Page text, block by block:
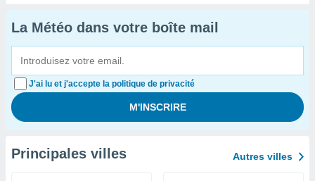
La Météo dans votre boîte mail
J'ai lu et j'accepte la politique de privacité
Principales villes Autres villes